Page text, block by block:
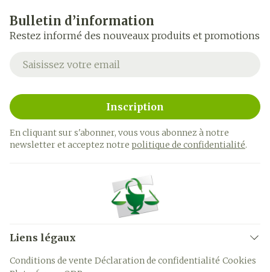
Bulletin d’information
Restez informé des nouveaux produits et promotions
Adresse mail
Inscription
En cliquant sur s'abonner, vous vous abonnez à notre
newsletter et acceptez notre politique de confidentialité.
Liens légaux
Conditions de vente Déclaration de confidentialité Cookies